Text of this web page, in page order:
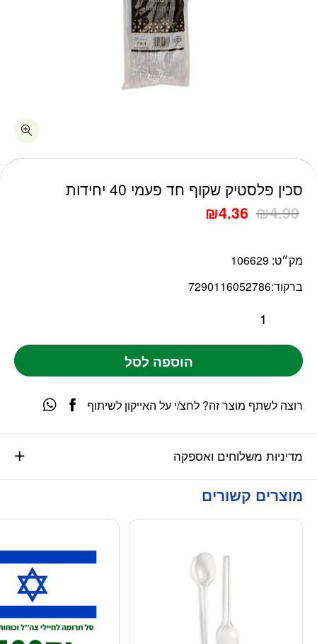
סכין פלסטיק שקוף חד פעמי 40 יחידות
₪4.90
₪4.36
מק״ט: 106629
ברקוד:7290116052786
כמות סכין פלסטיק שקוף חד פעמי 40 יחידות
הוספה לסל
מדיניות משלוחים ואספקה
רוצה לשתף מוצר זה? לחצ/י על האייקון לשיתוף
מוצרים קשורים